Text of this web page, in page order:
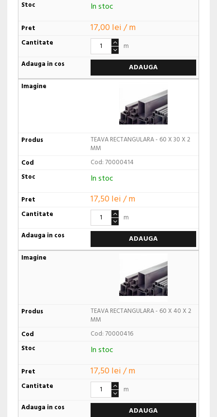
In stoc
17,00 lei / m
m
ADAUGA
TEAVA RECTANGULARA - 60 X 30 X 2
MM
Cod: 70000414
In stoc
17,50 lei / m
m
ADAUGA
TEAVA RECTANGULARA - 60 X 40 X 2
MM
Cod: 70000416
In stoc
17,50 lei / m
m
ADAUGA